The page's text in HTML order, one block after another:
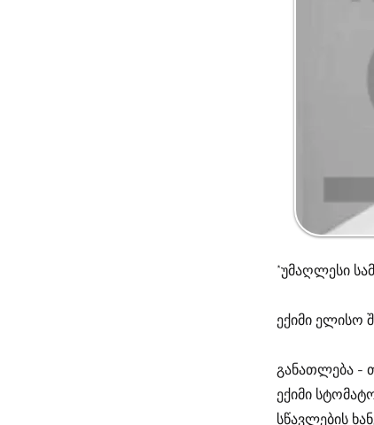
*უმაღლესი
ექიმი ელისო
განათლება -
ექიმი
სწავლების